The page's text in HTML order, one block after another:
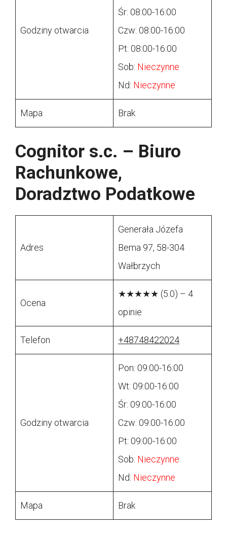
Godziny otwarcia
Śr: 08:00-16:00
Czw: 08:00-16:00
Pt: 08:00-16:00
Sob: Nieczynne
Nd: Nieczynne
Mapa Brak
Cognitor s.c. – Biuro
Rachunkowe,
Doradztwo Podatkowe
Adres
Generała Józefa
Bema 97, 58-304
Wałbrzych
Ocena
★★★★★ (5.0) – 4
opinie
Telefon +48748422024
Godziny otwarcia
Pon: 09:00-16:00
Wt: 09:00-16:00
Śr: 09:00-16:00
Czw: 09:00-16:00
Pt: 09:00-16:00
Sob: Nieczynne
Nd: Nieczynne
Mapa Brak